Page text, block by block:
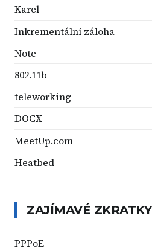
Karel
Inkrementální záloha
Note
802.11b
teleworking
DOCX
MeetUp.com
Heatbed
ZAJÍMAVÉ ZKRATKY
PPPoE